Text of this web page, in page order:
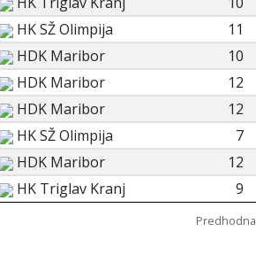
HK SŽ Olimpija 11
HDK Maribor 10
HDK Maribor 12
HDK Maribor 12
HK SŽ Olimpija 7
HDK Maribor 12
HK Triglav Kranj 9
Predhodna